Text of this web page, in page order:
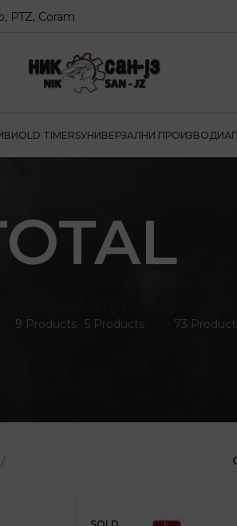
OLD TIMERSУНИВЕРЗАЛНИ ПРОИЗВОДИ
9 Products 5 Products
73